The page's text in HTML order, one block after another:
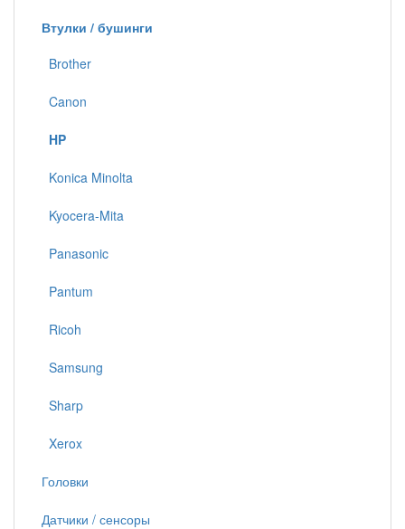
Втулки / бушинги
Brother
Canon
HP
Konica Minolta
Kyocera-Mita
Panasonic
Pantum
Ricoh
Samsung
Sharp
Xerox
Головки
Датчики / сенсоры